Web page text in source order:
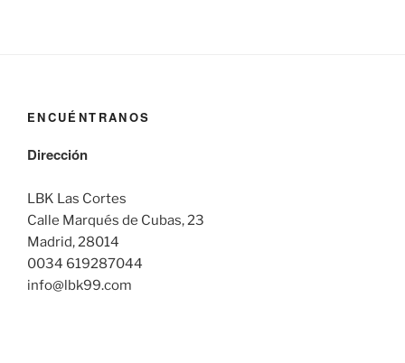
ENCUÉNTRANOS
Dirección
LBK Las Cortes
Calle Marqués de Cubas, 23
Madrid, 28014
0034 619287044
info@lbk99.com